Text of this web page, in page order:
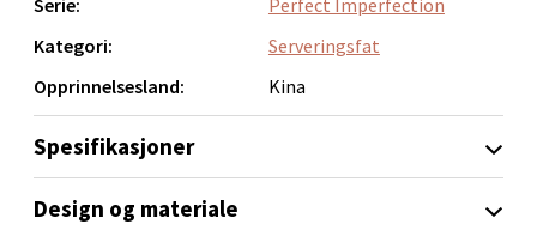
Serie:
Perfect Imperfection
Kategori:
Serveringsfat
Opprinnelsesland:
Kina
Spesifikasjoner
Design og materiale
Narvik - Thon Senter Malmporten